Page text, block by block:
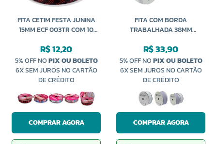
FITA CETIM FESTA JUNINA
15MM ECF 003TR COM 10
R$ 12,20
5% OFF NOPIX OU BOLETO
6X SEM JUROS NO CARTÃO
DE CRÉDITO
COMPRAR AGORA
FITA COM BORDA
TRABALHADA 38MM
PRINCESS
R$ 33,90
5% OFF NOPIX OU BOLETO
6X SEM JUROS NO CARTÃO
DE CRÉDITO
COMPRAR AGORA